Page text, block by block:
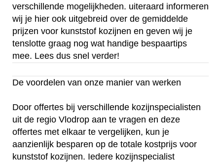
verschillende mogelijkheden. uiteraard informeren
wij je hier ook uitgebreid over de gemiddelde
prijzen voor kunststof kozijnen en geven wij je
tenslotte graag nog wat handige bespaartips
mee. Lees dus snel verder!
De voordelen van onze manier van werken
Door offertes bij verschillende kozijnspecialisten
uit de regio Vlodrop aan te vragen en deze
offertes met elkaar te vergelijken, kun je
aanzienlijk besparen op de totale kostprijs voor
kunststof kozijnen. Iedere kozijnspecialist